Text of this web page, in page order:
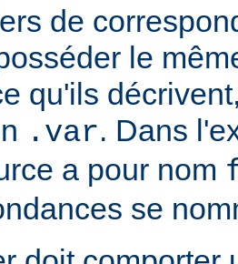
de
le
qu'ils
.var. Dans
a pour nom
se